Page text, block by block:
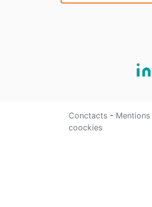
Conctacts -
coockies